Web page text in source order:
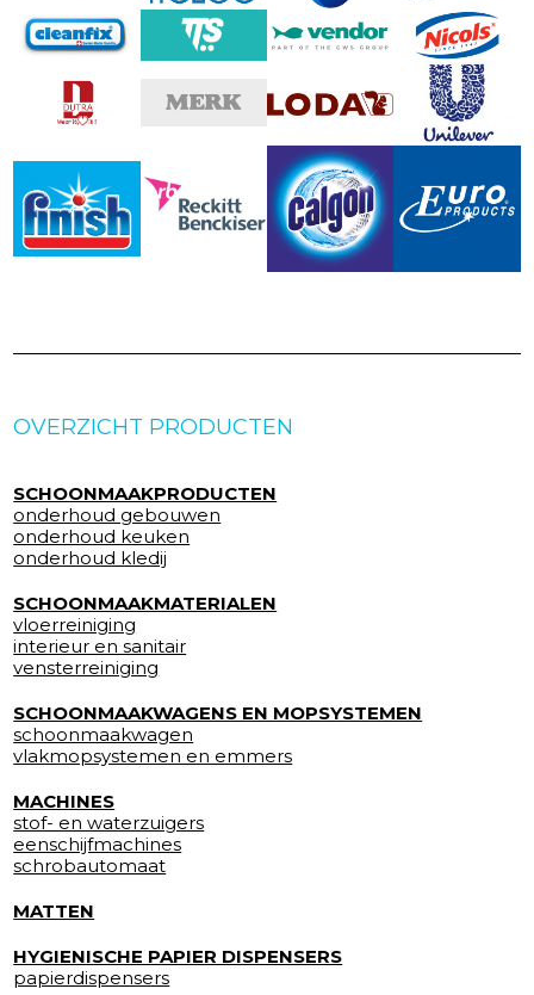
OVERZICHT PRODUCTEN
SCHOONMAAKPRODUCTEN
onderhoud gebouwen
onderhoud keuken
onderhoud kledij
SCHOONMAAKMATERIALEN
vloerreiniging
interieur en sanitair
vensterreiniging
SCHOONMAAKWAGENS EN MOPSYSTEMEN
schoonmaakwagen
vlakmopsystemen en emmers
MACHINES
stof- en waterzuigers
eenschijfmachines
schrobautomaat
MATTEN
HYGIENISCHE PAPIER DISPENSERS
papierdispensers